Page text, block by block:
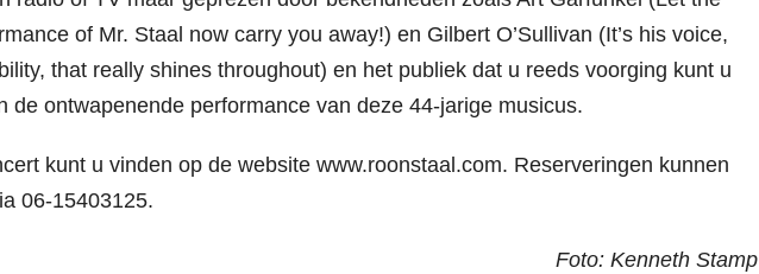
of Mr. Staal now carry you away!) en Gilbert O’Sullivan (It’s his voice,
that really shines throughout) en het publiek dat u reeds voorging kunt u
de ontwapenende performance van deze 44-jarige musicus.
kunt u vinden op de website www.roonstaal.com. Reserveringen kunnen
06-15403125.
Foto: Kenneth Stamp